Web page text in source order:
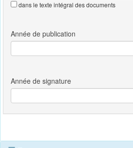
dans le texte intégral des documents